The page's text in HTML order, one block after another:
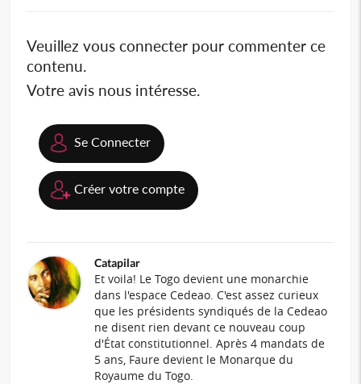
Veuillez vous connecter pour commenter ce
contenu.
Votre avis nous intéresse.
Se Connecter
Créer votre compte
Catapilar
Et voila! Le Togo devient une monarchie
dans l'espace Cedeao. C'est assez curieux
que les présidents syndiqués de la Cedeao
ne disent rien devant ce nouveau coup
d'État constitutionnel. Après 4 mandats de
5 ans, Faure devient le Monarque du
Royaume du Togo.